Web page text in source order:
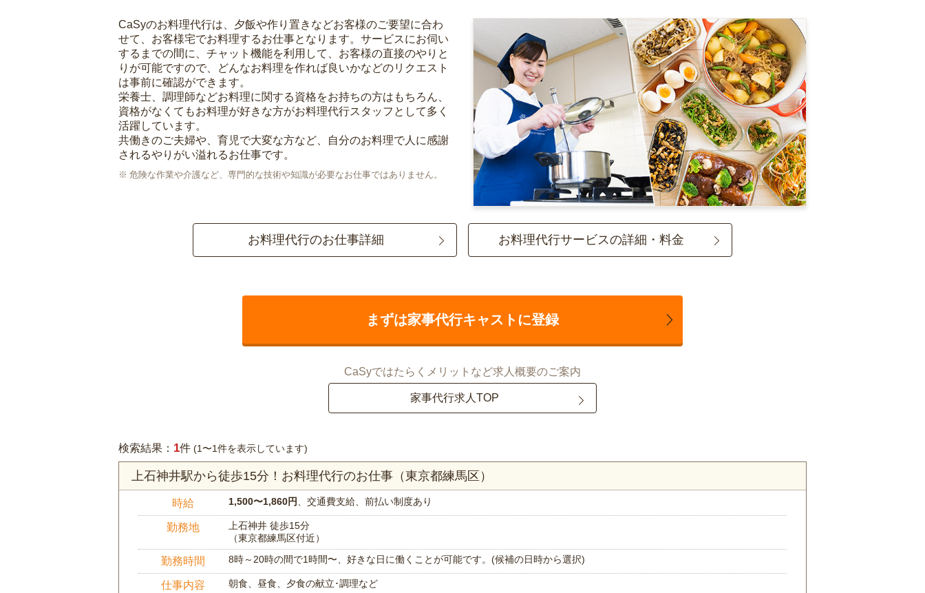
CaSyのお料理代行は、夕飯や作り置きなどお客様のご要望に合わ
せて、お客様宅でお料理するお仕事となります。サービスにお伺い
するまでの間に、チャット機能を利用して、お客様の直接のやりと
りが可能ですので、どんなお料理を作れば良いかなどのリクエスト
は事前に確認ができます。
栄養士、調理師などお料理に関する資格をお持ちの方はもちろん、
資格がなくてもお料理が好きな方がお料理代行スタッフとして多く
活躍しています。
共働きのご夫婦や、育児で大変な方など、自分のお料理で人に感謝
されるやりがい溢れるお仕事です。
危険な作業や介護など、専門的な技術や知識が必要なお仕事ではありません。
お料理代行のお仕事詳細 お料理代行サービスの詳細・料金
まずは家事代行キャストに登録
CaSyではたらくメリットなど求人概要のご案内
家事代行求人TOP
検索結果： 1件 (1〜1件を表示しています)
上石神井駅から徒歩15分！お料理代行のお仕事（東京都練馬区）
時給 1,500〜1,860円 、交通費支給、前払い制度あり
勤務地
上石神井 徒歩15分
（東京都練馬区付近）
勤務時間 8時～20時の間で1時間〜、好きな日に働くことが可能です。(候補の日時から選択)
仕事内容 朝食、昼食、夕食の献立･調理など